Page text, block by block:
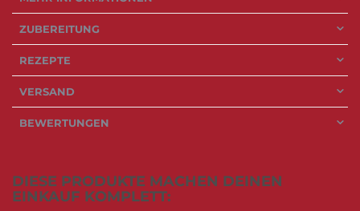
ZUBEREITUNG
REZEPTE
VERSAND
BEWERTUNGEN
DIESE PRODUKTE MACHEN DEINEN
EINKAUF KOMPLETT: